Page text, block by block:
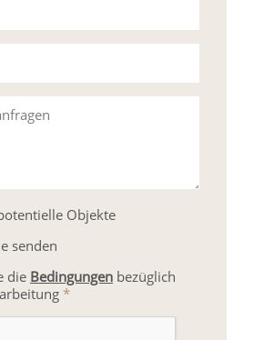
Objekte
senden
die Bedingungenbezüglich
*